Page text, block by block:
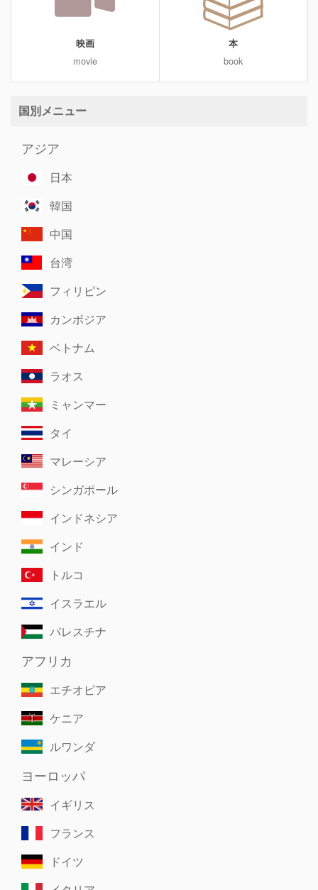
映画
movie
本
book
国別メニュー
アジア
日本
韓国
中国
台湾
フィリピン
カンボジア
ベトナム
ラオス
ミャンマー
タイ
マレーシア
シンガポール
インドネシア
インド
トルコ
イスラエル
パレスチナ
アフリカ
エチオピア
ケニア
ルワンダ
ヨーロッパ
イギリス
フランス
ドイツ